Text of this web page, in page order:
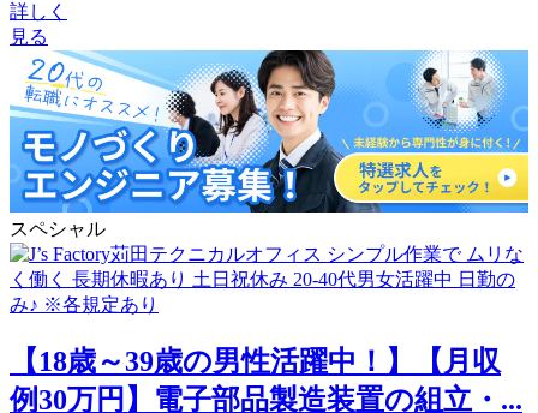
詳しく
見る
スペシャル
【18歳～39歳の男性活躍中！】【月収
例30万円】電子部品製造装置の組立・...